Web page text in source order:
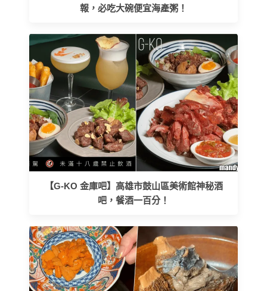
報，必吃大碗便宜海產粥！
【G-KO 金庫吧】高雄市鼓山區美術館神秘酒
吧，餐酒一百分！